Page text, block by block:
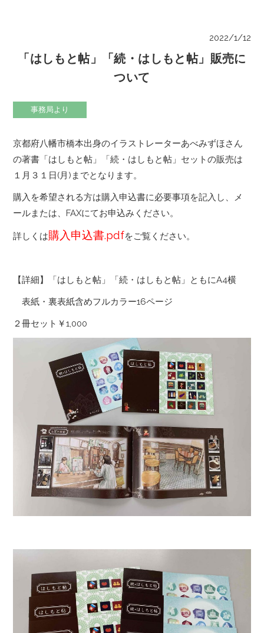
2022/1/12
「はしもと帖」「続・はしもと帖」販売に
ついて
事務局より
京都府八幡市橋本出身のイラストレーターあべみずほさん
の著書「はしもと帖」「続・はしもと帖」セットの販売は
１月３１日(月)までとなります。
購入を希望される方は購入申込書に必要事項を記入し、メ
ールまたは、FAXにてお申込みください。
詳しくは購入申込書.pdfをご覧ください。
【詳細】「はしもと帖」「続・はしもと帖」ともにA4横
表紙・裏表紙含めフルカラー16ページ
２冊セット￥1,000